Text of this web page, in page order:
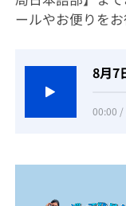
ールやお便りを
8月7
00:00 /